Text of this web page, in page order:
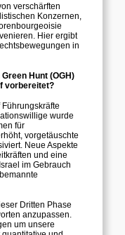
verschärften
Konzernen,
Hier ergibt
in
Hunt (OGH)
vorbereitet?
wurde
für
vorgetäuschte
Neue Aspekte
und eine
im Gebrauch
Dritten Phase
anzupassen.
um unsere